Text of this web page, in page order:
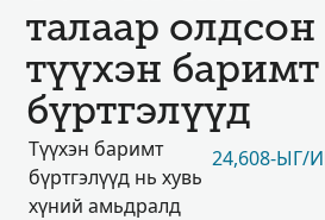
талаар олдсон
түүхэн баримт
бүртгэлүүд
Түүхэн баримт
бүртгэлүүд нь хувь
хүний амьдралд
24,608-ЫГ/